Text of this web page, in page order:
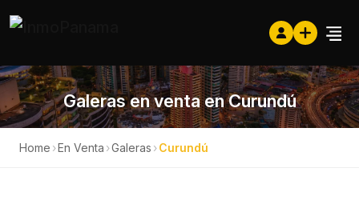
Galeras en venta en Curundú
Home ›En Venta ›Galeras ›Curundú